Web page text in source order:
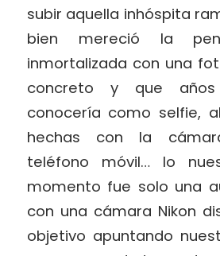
subir aquella inhóspita
bien mereció la
inmortalizada con una
concreto y que
conocería como selfie,
hechas con la
teléfono móvil… lo
momento fue solo una
con una cámara Nikon
objetivo apuntando